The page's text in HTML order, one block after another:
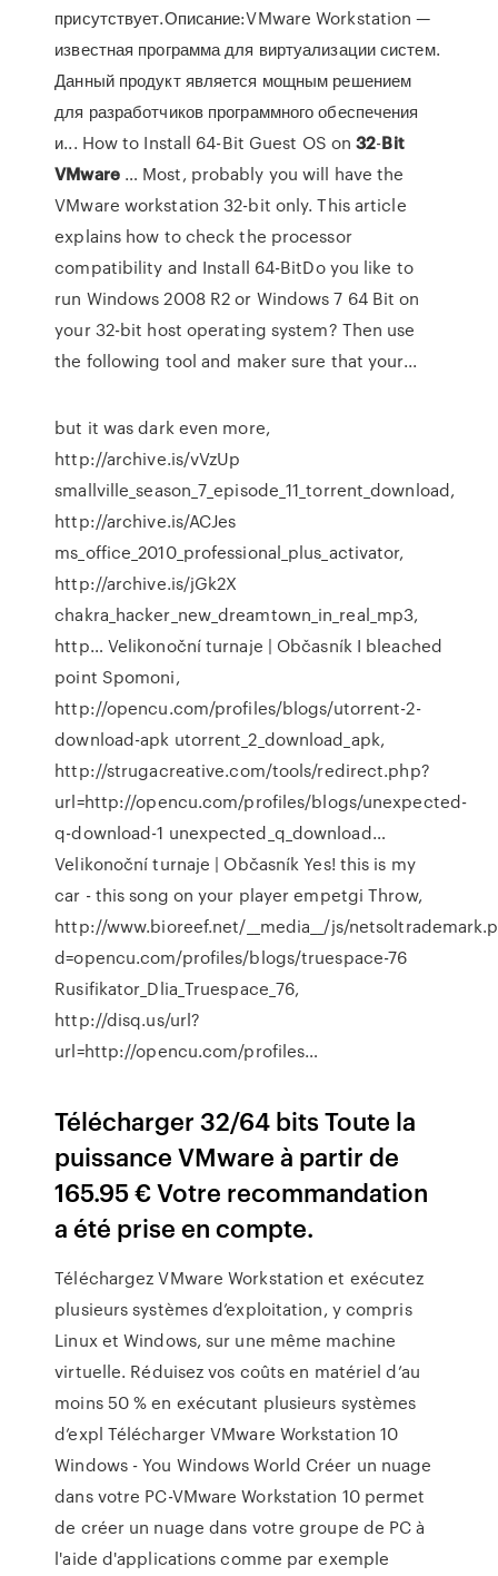
присутствует.Описание:VMware Workstation —
известная программа для виртуализации систем.
Данный продукт является мощным решением
для разработчиков программного обеспечения
и... How to Install 64-Bit Guest OS on32-Bit
VMware… Most, probably you will have the
VMware workstation 32-bit only. This article
explains how to check the processor
compatibility and Install 64-BitDo you like to
run Windows 2008 R2 or Windows 7 64 Bit on
your 32-bit host operating system? Then use
the following tool and maker sure that your...
but it was dark even more,
http://archive.is/vVzUp
smallville_season_7_episode_11_torrent_download,
http://archive.is/ACJes
ms_office_2010_professional_plus_activator,
http://archive.is/jGk2X
chakra_hacker_new_dreamtown_in_real_mp3,
http… Velikonoční turnaje | ObčasníkI bleached
point Spomoni,
http://opencu.com/profiles/blogs/utorrent-2-
download-apk utorrent_2_download_apk,
http://strugacreative.com/tools/redirect.php?
url=http://opencu.com/profiles/blogs/unexpected-
q-download-1 unexpected_q_download…
Velikonoční turnaje | ObčasníkYes! this is my
car - this song on your player empetgi Throw,
http://www.bioreef.net/__media__/js/
d=opencu.com/profiles/blogs/truespace-76
Rusifikator_Dlia_Truespace_76,
http://disq.us/url?
url=http://opencu.com/profiles…
Télécharger 32/64 bits Toute la
puissance VMware à partir de
165.95 € Votre recommandation
a été prise en compte.
Téléchargez VMware Workstation et exécutez
plusieurs systèmes d’exploitation, y compris
Linux et Windows, sur une même machine
virtuelle. Réduisez vos coûts en matériel d’au
moins 50 % en exécutant plusieurs systèmes
d’expl Télécharger VMware Workstation 10
Windows - You Windows World Créer un nuage
dans votre PC-VMware Workstation 10 permet
de créer un nuage dans votre groupe de PC à
l'aide d'applications comme par exemple